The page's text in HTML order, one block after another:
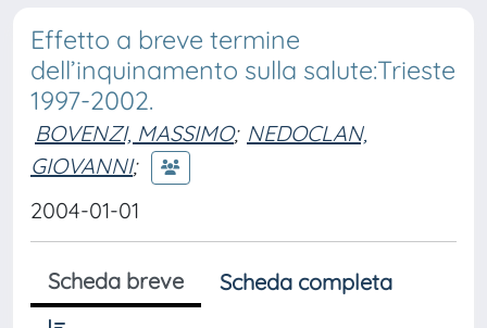
Effetto a breve termine
dell’inquinamento sulla salute:Trieste
1997-2002.
BOVENZI, MASSIMO; NEDOCLAN,
GIOVANNI;
2004-01-01
Scheda breve Scheda completa